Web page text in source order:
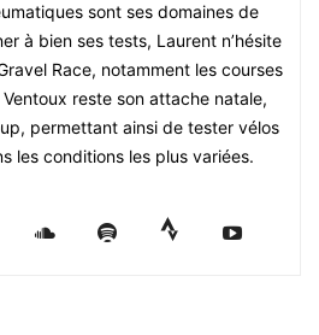
sont ses domaines de
à bien ses tests, Laurent n’hésite
Race, notamment les courses
reste son attache natale,
permettant ainsi de tester vélos
les conditions les plus variées.